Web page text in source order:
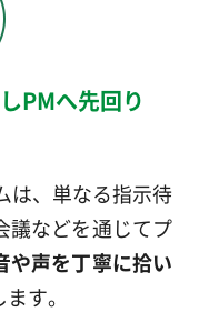
PMへ先回り
は、単なる指示待
議などを通じてプ
や声を丁寧に拾い
す。